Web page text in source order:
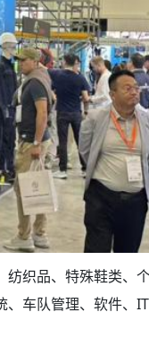
织品、特殊鞋类、
车队管理、软件、